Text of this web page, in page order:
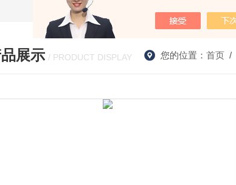
展示 / PRODUCT DISPLAY 您的位置： 首页/